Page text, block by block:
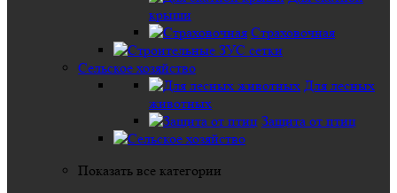
крыши
Страховочная
Сельское хозяйство
Для лесных
животных
Защита от птиц
Показать все категории